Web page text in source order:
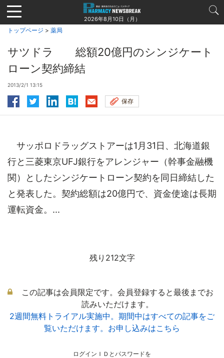
Jump
to
navigation
2026年8月10日（月）
トップページ > 薬局
サツドラ 総額20億円のシンジケート
ローン契約締結
2013/2/1 13:15
保存
サッポロドラッグストアーは1月31日、北海道銀
行と三菱東京UFJ銀行をアレンジャー（幹事金融機
関）としたシンジケートローン契約を同日締結した
と発表した。契約総額は20億円で、資金使途は長期
運転資金。...
残り212文字
この記事は会員限定です。会員登録すると最後までお
読みいただけます。
2週間無料トライアル実施中。期間中はすべての記事をご
覧いただけます。お申し込みはこちら
ログインＩＤとパスワードを